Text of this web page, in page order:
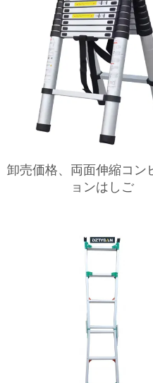
卸売価格、両面伸縮コン
ョンはしご